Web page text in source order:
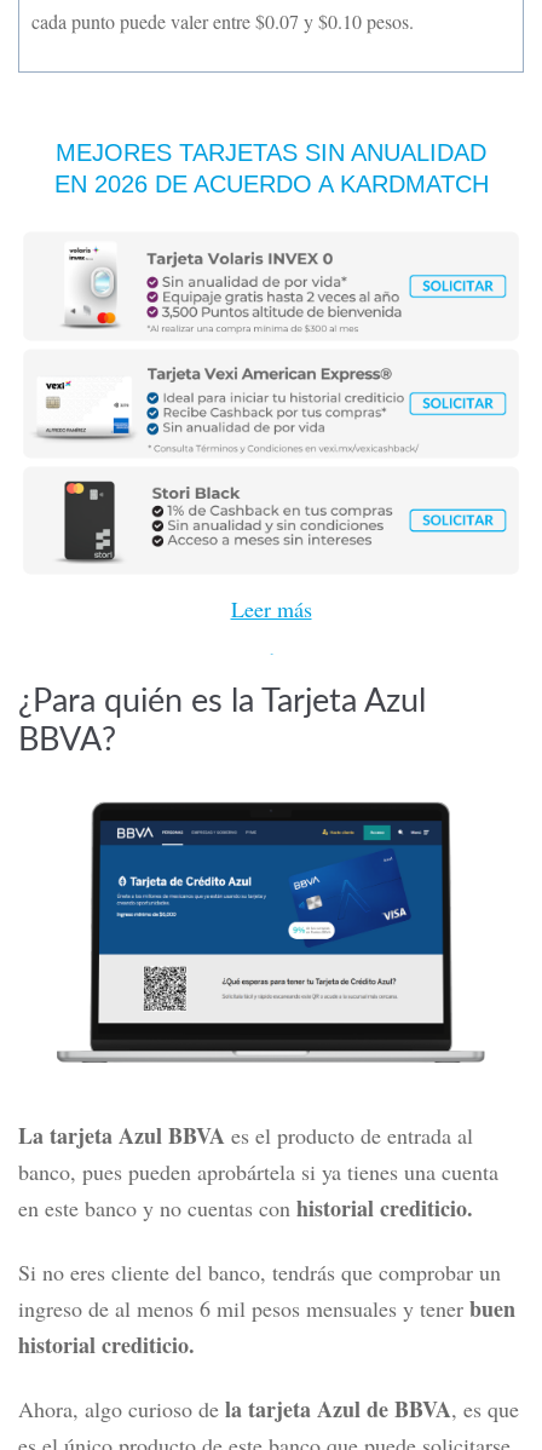
cada punto puede valer entre $0.07 y $0.10 pesos.
MEJORES TARJETAS SIN ANUALIDAD
EN 2026 DE ACUERDO A KARDMATCH
Leer más
¿Para quién es la Tarjeta Azul
BBVA?
La tarjeta Azul BBVA es el producto de entrada al
banco, pues pueden aprobártela si ya tienes una cuenta
en este banco y no cuentas con historial crediticio.
Si no eres cliente del banco, tendrás que comprobar un
ingreso de al menos 6 mil pesos mensuales y tener buen
historial crediticio.
Ahora, algo curioso de la tarjeta Azul de BBVA, es que